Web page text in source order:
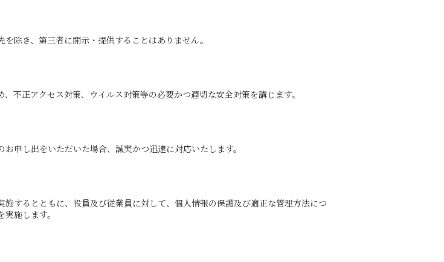
除き、第三者に開示・提供することはありません。
不正アクセス対策、ウイルス対策等の必要かつ適切な安全対策を講じます。
申し出をいただいた場合、誠実かつ迅速に対応いたします。
するとともに、役員及び従業員に対して、個人情報の保護及び適正な管理方法につ
施します。